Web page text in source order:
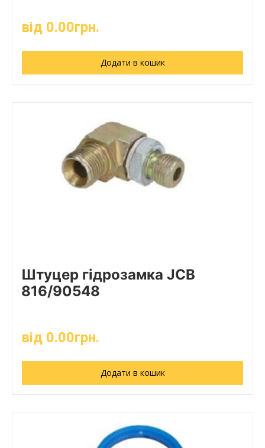
від 0.00грн.
Додати в кошик
Штуцер гідрозамка JCB
816/90548
від 0.00грн.
Додати в кошик